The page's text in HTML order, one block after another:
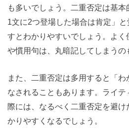
も多いでしょう。二重否定は基
1文に2つ登場した場合は肯定」
すとわかりやすいでしょう。よ
や慣用句は、丸暗記してしまうの
また、二重否定は多用すると「
なされることもあります。ライ
際には、なるべく二重否定を避
かりやすくなるでしょう。